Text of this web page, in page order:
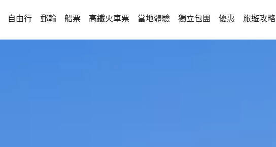
自由行 郵輪 船票 高鐵火車票 當地體驗 獨立包團 優惠 旅遊攻略